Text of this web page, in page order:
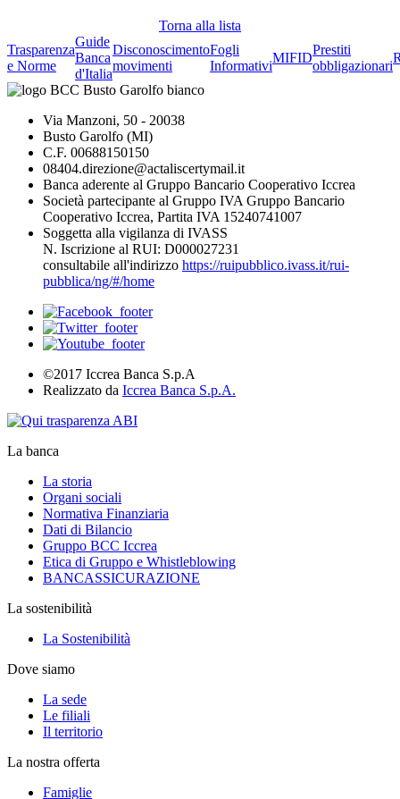
Torna alla lista
Trasparenza
e Norme
Guide
Banca
d'Italia
Disconoscimento
movimenti
Fogli
Informativi
MIFID
Prestiti
obbligazionari
Via Manzoni, 50 - 20038
Busto Garolfo (MI)
C.F. 00688150150
08404.direzione@actaliscertymail.it
Banca aderente al Gruppo Bancario Cooperativo Iccrea
Società partecipante al Gruppo IVA Gruppo Bancario
Cooperativo Iccrea, Partita IVA 15240741007
Soggetta alla vigilanza di IVASS
N. Iscrizione al RUI: D000027231
consultabile all'indirizzo https://ruipubblico.ivass.it/rui-
pubblica/ng/#/home
©2017 Iccrea Banca S.p.A
Realizzato da Iccrea Banca S.p.A.
La banca
La storia
Organi sociali
Normativa Finanziaria
Dati di Bilancio
Gruppo BCC Iccrea
Etica di Gruppo e Whistleblowing
BANCASSICURAZIONE
La sostenibilità
La Sostenibilità
Dove siamo
La sede
Le filiali
Il territorio
La nostra offerta
Famiglie